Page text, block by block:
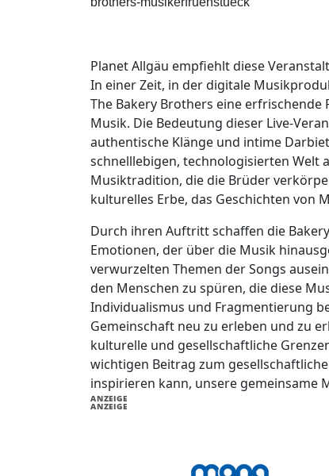
Planet Allgäu empfiehlt diese
In einer Zeit, in der digitale
The Bakery Brothers eine
Musik. Die Bedeutung dieser Live-
authentische Klänge und intime
schnelllebigen, technologisierten Welt
Musiktradition, die die Brüder
kulturelles Erbe, das Geschichten
Durch ihren Auftritt schaffen die
Emotionen, der über die Musik
verwurzelten Themen der Songs
den Menschen zu spüren, die diese
Individualismus und Fragmentierung
Gemeinschaft neu zu erleben und zu
kulturelle und gesellschaftliche
wichtigen Beitrag zum
inspirieren kann, unsere gemeinsame
ANZEIGE
ANZEIGE